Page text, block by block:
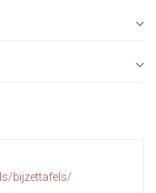
bijzettafels/